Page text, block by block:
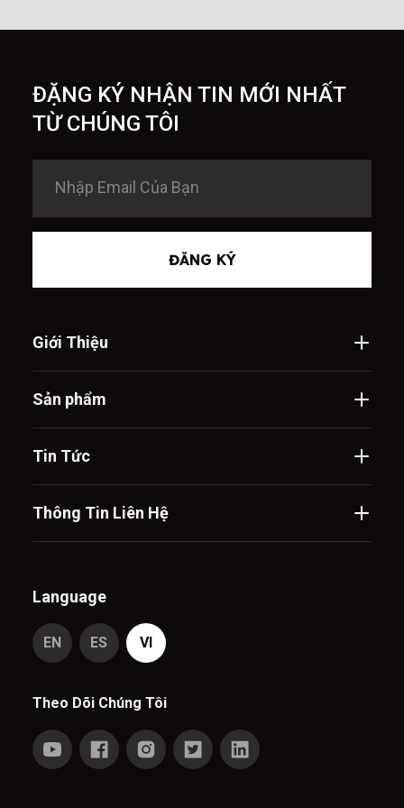
ĐẶNG KÝ NHẬN TIN MỚI NHẤT
TỪ CHÚNG TÔI
ĐĂNG KÝ
Giới Thiệu
Sản phẩm
Tin Tức
Thông Tin Liên Hệ
Language
EN ES VI
Theo Dõi Chúng Tôi